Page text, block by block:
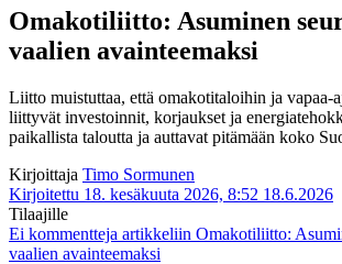
Omakotiliitto: Asuminen
vaalien avainteemaksi
Liitto muistuttaa, että omakotitaloihin ja vapaa-
liittyvät investoinnit, korjaukset ja
paikallista taloutta ja auttavat pitämään koko
Kirjoittaja Timo Sormunen
Kirjoitettu 18. kesäkuuta 2026, 8:52 18.6.2026
Tilaajille
Ei kommentteja artikkeliin Omakotiliitto:
vaalien avainteemaksi